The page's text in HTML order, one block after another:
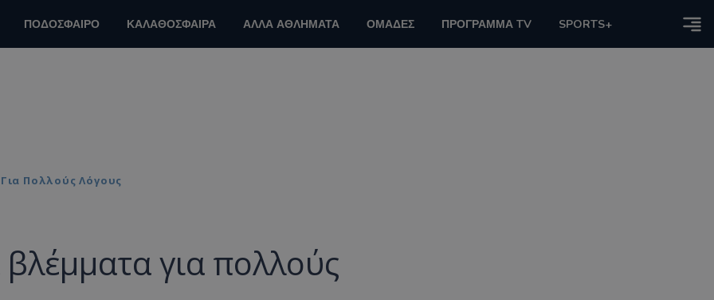
ΠΟΔΟΣΦΑΙΡΟ ΚΑΛΑΘΟΣΦΑΙΡΑ ΑΛΛΑ ΑΘΛΗΜΑΤΑ ΟΜΑΔΕΣ ΠΡΟΓΡΑΜΜΑ TV SPORTS+
Πολλούς Λόγους
για πολλούς